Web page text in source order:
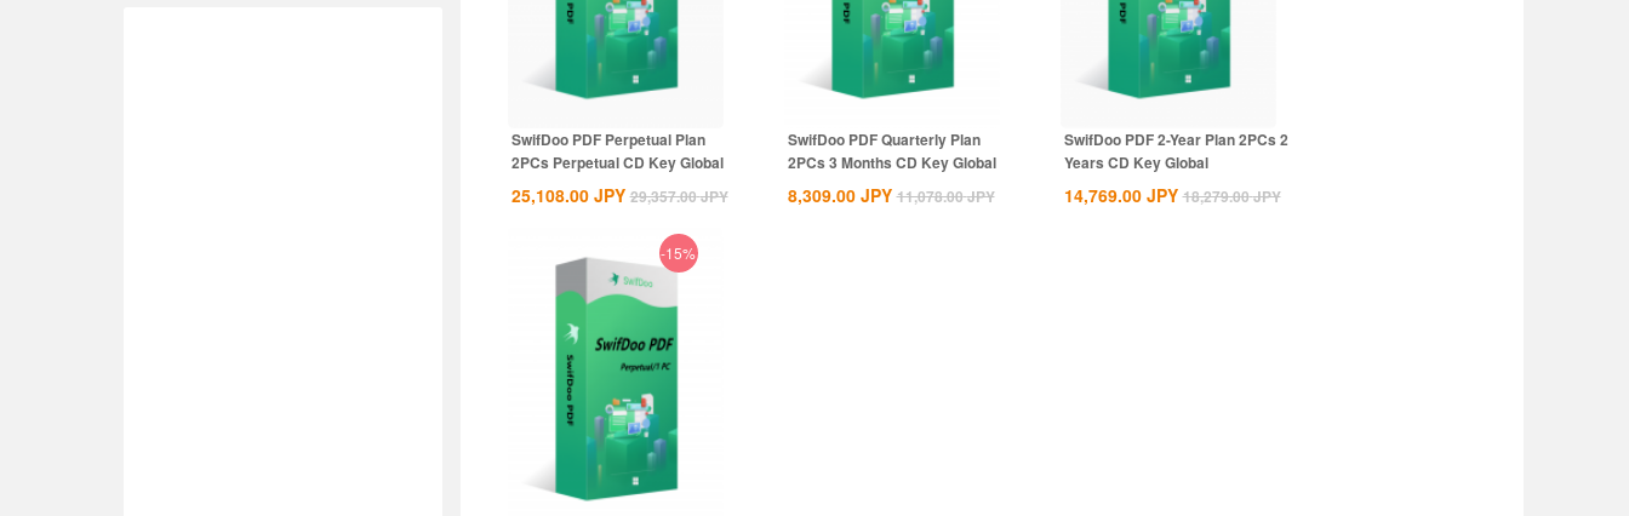
SwifDoo PDF Perpetual Plan
2PCs Perpetual CD Key Global
25,108.00 JPY 29,357.00JPY
SwifDoo PDF Quarterly Plan
2PCs 3 Months CD Key Global
8,309.00 JPY 11,078.00JPY
SwifDoo PDF 2-Year Plan 2PCs 2
Years CD Key Global
14,769.00 JPY 18,279.00JPY
-15%